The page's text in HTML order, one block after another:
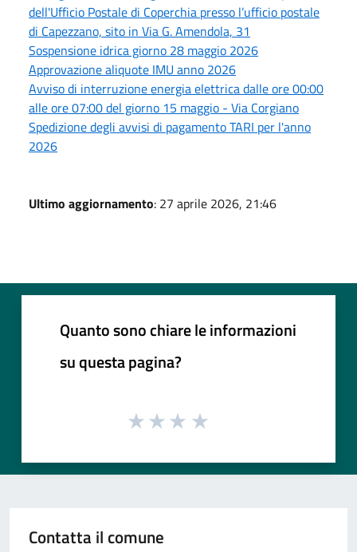
dell'Ufficio Postale di Coperchia presso l’ufficio postale
di Capezzano, sito in Via G. Amendola, 31
Sospensione idrica giorno 28 maggio 2026
Approvazione aliquote IMU anno 2026
Avviso di interruzione energia elettrica dalle ore 00:00
alle ore 07:00 del giorno 15 maggio - Via Corgiano
Spedizione degli avvisi di pagamento TARI per l'anno
2026
Ultimo aggiornamento: 27 aprile 2026, 21:46
Quanto sono chiare le informazioni
su questa pagina?
Contatta il comune